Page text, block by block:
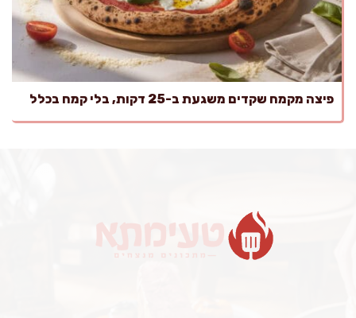
פיצה מקמח שקדים משגעת ב-25 דקות, בלי קמח בכלל